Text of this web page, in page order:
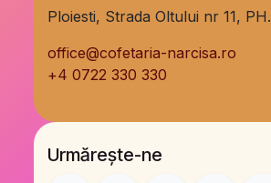
Ploiesti, Strada Oltului nr 11, PH.
office@cofetaria-narcisa.ro
+4 0722 330 330
Urmărește-ne